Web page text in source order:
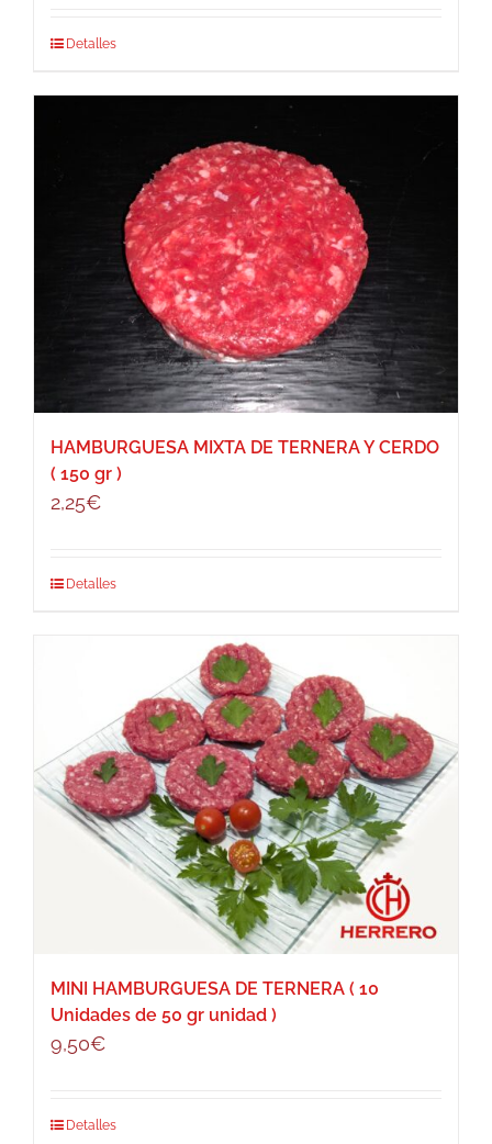
Detalles
HAMBURGUESA MIXTA DE TERNERA Y CERDO
( 150 gr )
2,25€
Detalles
MINI HAMBURGUESA DE TERNERA ( 10
Unidades de 50 gr unidad )
9,50€
Detalles